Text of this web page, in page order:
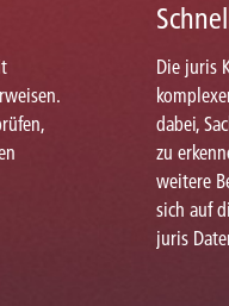
Die juris
dabei,
zu
weitere
sich auf
juris